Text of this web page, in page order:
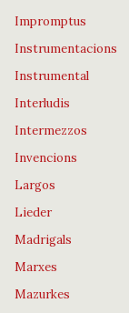
Impromptus
Instrumentacions
Instrumental
Interludis
Intermezzos
Invencions
Largos
Lieder
Madrigals
Marxes
Mazurkes